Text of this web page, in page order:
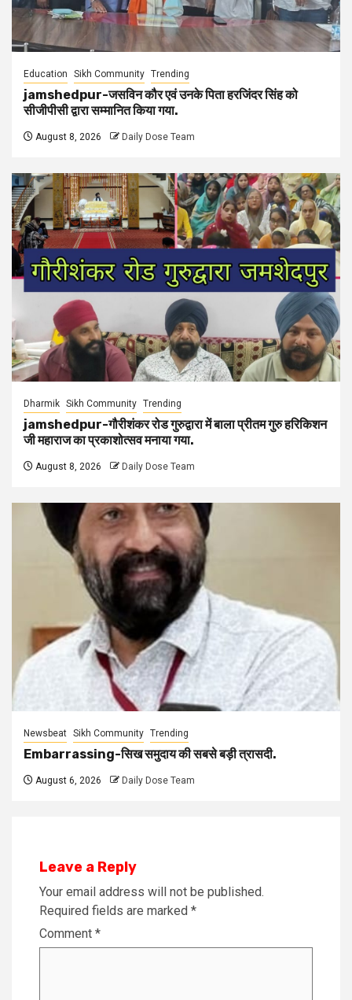
Education Sikh Community Trending
jamshedpur-जसविन कौर एवं उनके पिता हरजिंदर सिंह को
सीजीपीसी द्वारा सम्मानित किया गया.
August 8, 2026 Daily Dose Team
Dharmik Sikh Community Trending
jamshedpur-गौरीशंकर रोड गुरुद्वारा में बाला प्रीतम गुरु हरिकिशन
जी महाराज का प्रकाशोत्सव मनाया गया.
August 8, 2026 Daily Dose Team
Newsbeat Sikh Community Trending
Embarrassing-सिख समुदाय की सबसे बड़ी त्रासदी.
August 6, 2026 Daily Dose Team
Leave a Reply
Your email address will not be published.
Required fields are marked *
Comment *